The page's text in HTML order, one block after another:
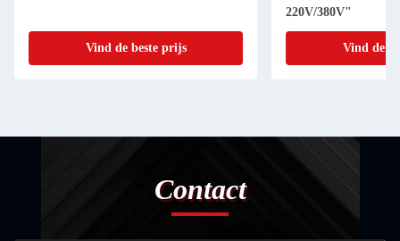
Vind de beste prijs
220V/380V"
Vind de
Contact